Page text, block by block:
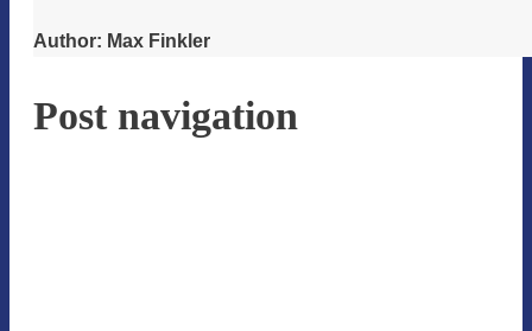
Author: Max Finkler
Post navigation